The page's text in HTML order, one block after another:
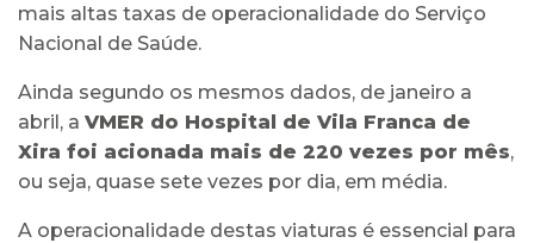
mais altas taxas de operacionalidade do Serviço
Nacional de Saúde.
Ainda segundo os mesmos dados, de janeiro a
abril, a VMER do Hospital de Vila Franca de
Xira foi acionada mais de 220 vezes por mês,
ou seja, quase sete vezes por dia, em média.
A operacionalidade destas viaturas é essencial para